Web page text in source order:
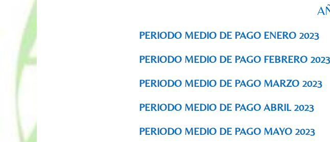
PERIODO MEDIO DE PAGO ENERO 2023
PERIODO MEDIO DE PAGO FEBRERO 2023
PERIODO MEDIO DE PAGO MARZO 2023
PERIODO MEDIO DE PAGO ABRIL 2023
PERIODO MEDIO DE PAGO MAYO 2023